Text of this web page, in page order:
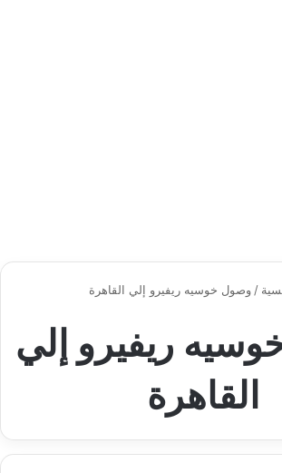
/وصول خوسيه ريفيرو إلي القاهرة
ريفيرو إلي
القاهرة